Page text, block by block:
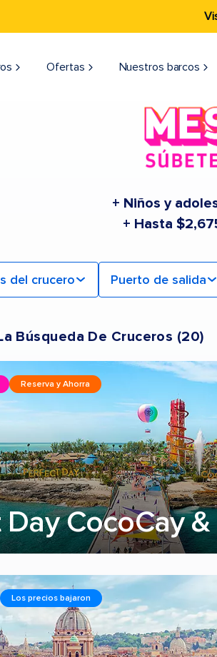
Ofertas Nuestros barcos
+ Niños y
+ Hasta
del crucero Puerto de salida
Búsqueda De Cruceros (20)
CocoCay
Reserva y Ahorra
Los precios bajaron